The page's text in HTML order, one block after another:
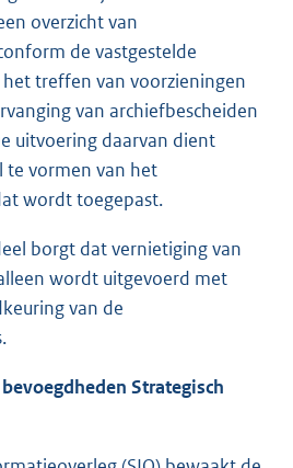
overzicht van
de vastgestelde
treffen van voorzieningen
van archiefbescheiden
uitvoering daarvan dient
te vormen van het
wordt toegepast.
borgt dat vernietiging van
wordt uitgevoerd met
van de
Strategisch